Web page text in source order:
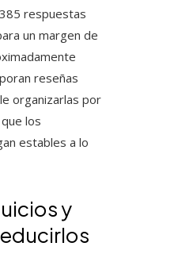
respuestas
un margen de
reseñas
organizarlas por
los
estables a lo
y